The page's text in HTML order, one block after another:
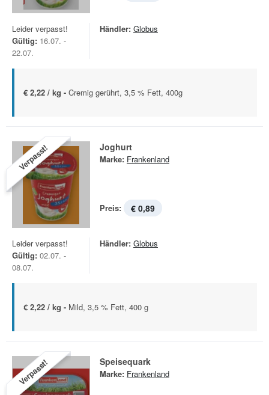
Leider verpasst!
Gültig: 16.07. -
22.07.
Händler: Globus
€ 2,22 / kg - Cremig gerührt, 3,5 % Fett, 400g
Verpasst! Joghurt
Marke: Frankenland
Preis: € 0,89
Leider verpasst!
Gültig: 02.07. -
08.07.
Händler: Globus
€ 2,22 / kg - Mild, 3,5 % Fett, 400 g
Verpasst! Speisequark
Marke: Frankenland